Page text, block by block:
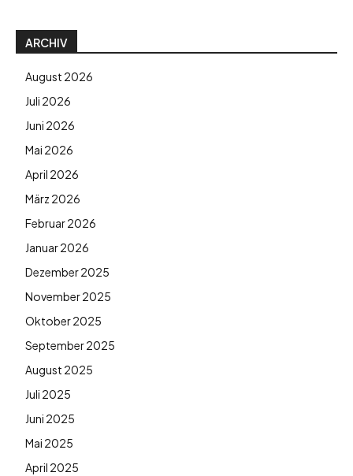
ARCHIV
August 2026
Juli 2026
Juni 2026
Mai 2026
April 2026
März 2026
Februar 2026
Januar 2026
Dezember 2025
November 2025
Oktober 2025
September 2025
August 2025
Juli 2025
Juni 2025
Mai 2025
April 2025